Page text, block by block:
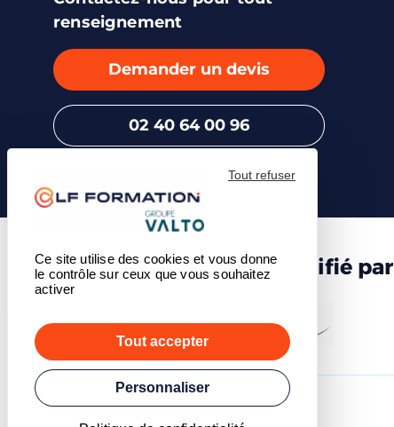
renseignement
Demander un devis
02 40 64 00 96
Centre de formation certifié par
© 2026 - LF Formation
Ce site utilise des cookies et vous donne
le contrôle sur ceux que vous souhaitez
activer
Tout accepter
Tout refuser
Personnaliser